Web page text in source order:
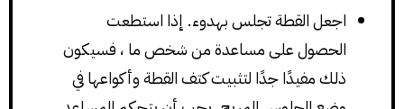
اجعل القطة تجلس بهدوء. إذا استطعت
الحصول على مساعدة من شخص ما ، فسيكون
ذلك مفيدًا جدًا لتثبيت كتف القطة وأكواعها في